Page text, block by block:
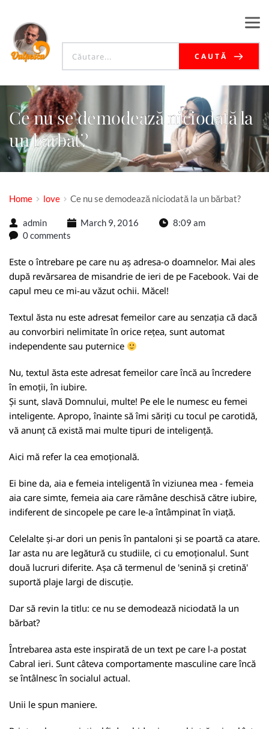
CAUTĂ
Ce nu se demodează niciodată la
un bărbat?
Home love Ce nu se demodează niciodată la un bărbat?
admin March 9, 2016
8:09 am
0 comments
Este o întrebare pe care nu aș adresa-o doamnelor. Mai ales
după revărsarea de misandrie de ieri de pe Facebook. Vai de
capul meu ce mi-au văzut ochii. Măcel!
Textul ăsta nu este adresat femeilor care au senzația că dacă
au convorbiri nelimitate în orice rețea, sunt automat
independente sau puternice
Nu, textul ăsta este adresat femeilor care încă au încredere
în emoții, în iubire.
Și sunt, slavă Domnului, multe! Pe ele le numesc eu femei
inteligente. Apropo, înainte să îmi săriți cu tocul pe carotidă,
vă anunț că există mai multe tipuri de inteligență.
Aici mă refer la cea emoțională.
Ei bine da, aia e femeia inteligentă în viziunea mea - femeia
aia care simte, femeia aia care rămâne deschisă către iubire,
indiferent de sincopele pe care le-a întâmpinat în viață.
Celelalte și-ar dori un penis în pantaloni și se poartă ca atare.
Iar asta nu are legătură cu studiile, ci cu emoționalul. Sunt
două lucruri diferite. Așa că termenul de 'senină și cretină'
suportă plaje largi de discuție.
Dar să revin la titlu: ce nu se demodează niciodată la un
bărbat?
Întrebarea asta este inspirată de un text pe care l-a postat
Cabral ieri. Sunt câteva comportamente masculine care încă
se întâlnesc în socialul actual.
Unii le spun maniere.